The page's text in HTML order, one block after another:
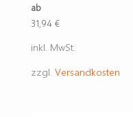
ab
31,94 €
inkl. MwSt.
zzgl. Versandkosten